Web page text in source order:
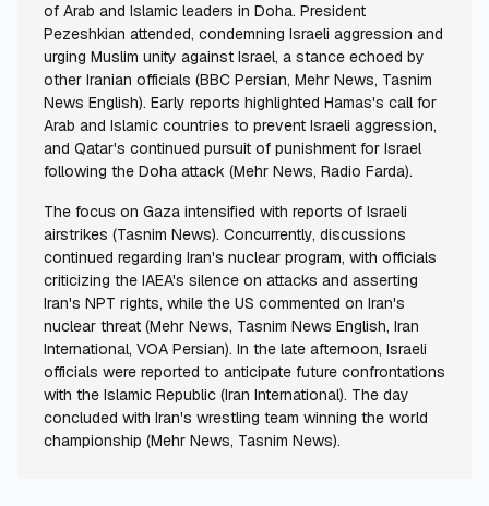
of Arab and Islamic leaders in Doha. President
Pezeshkian attended, condemning Israeli aggression and
urging Muslim unity against Israel, a stance echoed by
other Iranian officials (BBC Persian, Mehr News, Tasnim
News English). Early reports highlighted Hamas's call for
Arab and Islamic countries to prevent Israeli aggression,
and Qatar's continued pursuit of punishment for Israel
following the Doha attack (Mehr News, Radio Farda).
The focus on Gaza intensified with reports of Israeli
airstrikes (Tasnim News). Concurrently, discussions
continued regarding Iran's nuclear program, with officials
criticizing the IAEA's silence on attacks and asserting
Iran's NPT rights, while the US commented on Iran's
nuclear threat (Mehr News, Tasnim News English, Iran
International, VOA Persian). In the late afternoon, Israeli
officials were reported to anticipate future confrontations
with the Islamic Republic (Iran International). The day
concluded with Iran's wrestling team winning the world
championship (Mehr News, Tasnim News).